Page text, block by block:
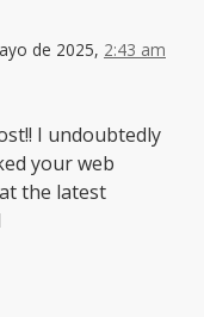
de 2025, 2:43 am
I undoubtedly
your web
the latest